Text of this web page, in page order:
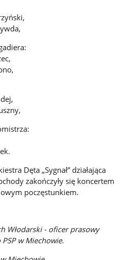
Dęta „Sygnał” działająca
zakończyły się koncertem
poczęstunkiem.
Włodarski - oficer prasowy
w Miechowie.